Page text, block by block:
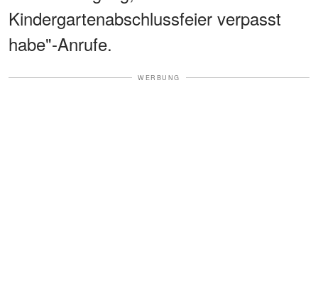
Kindergartenabschlussfeier verpasst
habe"-Anrufe.
WERBUNG